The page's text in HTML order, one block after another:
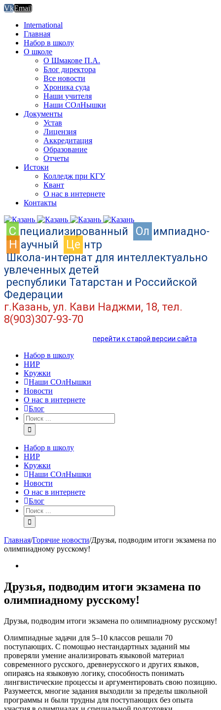
VkEmail
International
Главная
Набор в школу
О школе
О Шмакове П.А.
Блог директора
Все новости
Хроника суда
Наши учителя
Наши СОлНышки
Документы
Устав
Лицензия
Аккредитация
Образование
Отчеты
Истоки
Колледж при КГУ
Квант
О нас в интернете
Контакты
C пециализированный Ол импиадно-
Н аучный Це нтр
Школа-интернат для интеллектуально
увлеченных детей
республики Татарстан и Российской
Федерации
г.Казань, ул. Кави Наджми, 18, тел.
8(903)307-93-70
перейти к старой версии сайта
Набор в школу
НИР
Кружки
Наши СОлНышки
Новости
О нас в интернете
Блог
Набор в школу
НИР
Кружки
Наши СОлНышки
Новости
О нас в интернете
Блог
Главная/Горячие новости/Друзья, подводим итоги экзамена по
олимпиадному русскому!
Друзья, подводим итоги экзамена по
олимпиадному русскому!
Друзья, подводим итоги экзамена по олимпиадному русскому!
Олимпиадные задачи для 5–10 классов решали 70
поступающих. С помощью нестандартных заданий мы
проверяли умение анализировать языковой материал
современного русского, древнерусского и других языков,
опираясь на языковую логику, способность понимать
лингвистические процессы и аргументировать свою позицию.
Разумеется, многие задания выходили за пределы школьной
программы и были трудны для поступающих без опыта